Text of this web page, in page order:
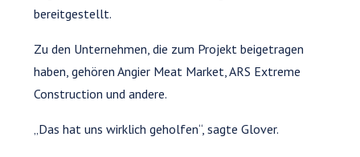
bereitgestellt.
Zu den Unternehmen, die zum Projekt beigetragen
haben, gehören Angier Meat Market, ARS Extreme
Construction und andere.
„Das hat uns wirklich geholfen“, sagte Glover.